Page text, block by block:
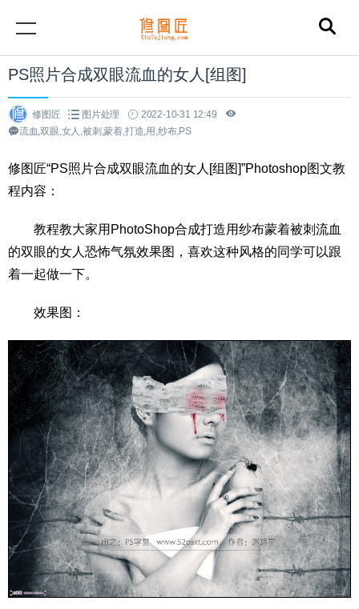
PS照片合成双眼流血的女人[组图]
修图匠 图片处理
2022-10-31 12:49
流血,双眼,女人,被刺,蒙着,打造,用,纱布,PS
修图匠“PS照片合成双眼流血的女人[组图]”Photoshop图文教
程内容：
教程教大家用PhotoShop合成打造用纱布蒙着被刺流血
的双眼的女人恐怖气氛效果图，喜欢这种风格的同学可以跟
着一起做一下。
效果图：